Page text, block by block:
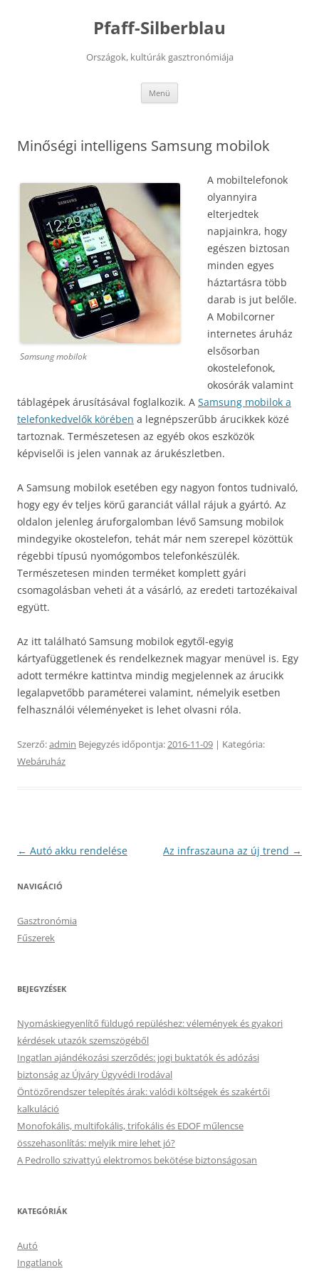
Pfaff-Silberblau
Országok, kultúrák gasztronómiája
Menü
Minőségi intelligens Samsung mobilok
Samsung mobilok
A mobiltelefonok
olyannyira
elterjedtek
napjainkra, hogy
egészen biztosan
minden egyes
háztartásra több
darab is jut belőle.
A Mobilcorner
internetes áruház
elsősorban
okostelefonok,
okosórák valamint
táblagépek árusításával foglalkozik. A Samsung mobilok a
telefonkedvelők körében a legnépszerűbb árucikkek közé
tartoznak. Természetesen az egyéb okos eszközök
képviselői is jelen vannak az árukészletben.
A Samsung mobilok esetében egy nagyon fontos tudnivaló,
hogy egy év teljes körű garanciát vállal rájuk a gyártó. Az
oldalon jelenleg áruforgalomban lévő Samsung mobilok
mindegyike okostelefon, tehát már nem szerepel közöttük
régebbi típusú nyomógombos telefonkészülék.
Természetesen minden terméket komplett gyári
csomagolásban veheti át a vásárló, az eredeti tartozékaival
együtt.
Az itt található Samsung mobilok egytől-egyig
kártyafüggetlenek és rendelkeznek magyar menüvel is. Egy
adott termékre kattintva mindig megjelennek az árucikk
legalapvetőbb paraméterei valamint, némelyik esetben
felhasználói véleményeket is lehet olvasni róla.
Szerző:admin Bejegyzés időpontja:2016-11-09 | Kategória:
Webáruház
Bejegyzés
← Autó akku rendelése Az infraszauna az új trend →
NAVIGÁCIÓ
Gasztronómia
Fűszerek
BEJEGYZÉSEK
Nyomáskiegyenlítő füldugó repüléshez: vélemények és gyakori
kérdések utazók szemszögéből
Ingatlan ajándékozási szerződés: jogi buktatók és adózási
biztonság az Újváry Ügyvédi Irodával
Öntözőrendszer telepítés árak: valódi költségek és szakértői
kalkuláció
Monofokális, multifokális, trifokális és EDOF műlencse
összehasonlítás: melyik mire lehet jó?
A Pedrollo szivattyú elektromos bekötése biztonságosan
KATEGÓRIÁK
Autó
Ingatlanok